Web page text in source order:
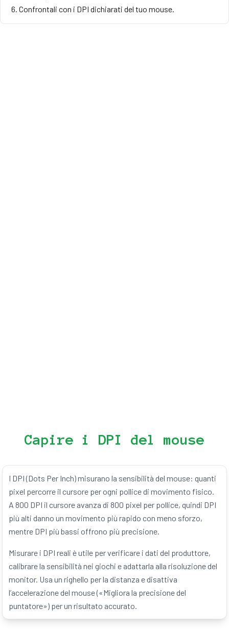
Confrontali con i DPI dichiarati del tuo mouse.
Capire i DPI del mouse
I DPI (Dots Per Inch) misurano la sensibilità del mouse: quanti
pixel percorre il cursore per ogni pollice di movimento fisico.
A 800 DPI il cursore avanza di 800 pixel per pollice, quindi DPI
più alti danno un movimento più rapido con meno sforzo,
mentre DPI più bassi offrono più precisione.
Misurare i DPI reali è utile per verificare i dati del produttore,
calibrare la sensibilità nei giochi e adattarla alla risoluzione del
monitor. Usa un righello per la distanza e disattiva
l’accelerazione del mouse («Migliora la precisione del
puntatore») per un risultato accurato.